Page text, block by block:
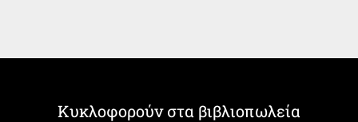
Κυκλοφορούν στα βιβλιοπωλεία